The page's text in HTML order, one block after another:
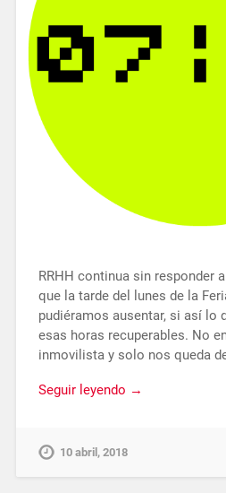
RRHH continua sin responder
que la tarde del lunes de la
pudiéramos ausentar, si así lo
esas horas recuperables. No
inmovilista y solo nos queda
Seguir leyendo →
10 abril, 2018